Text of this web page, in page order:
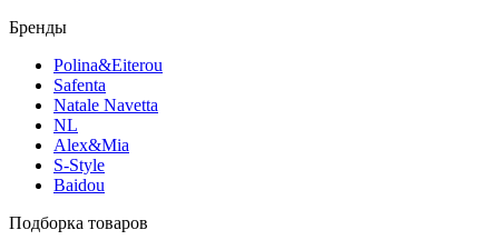
Бренды
Polina&Eiterou
Safenta
Natale Navetta
NL
Alex&Mia
S-Style
Baidou
Подборка товаров